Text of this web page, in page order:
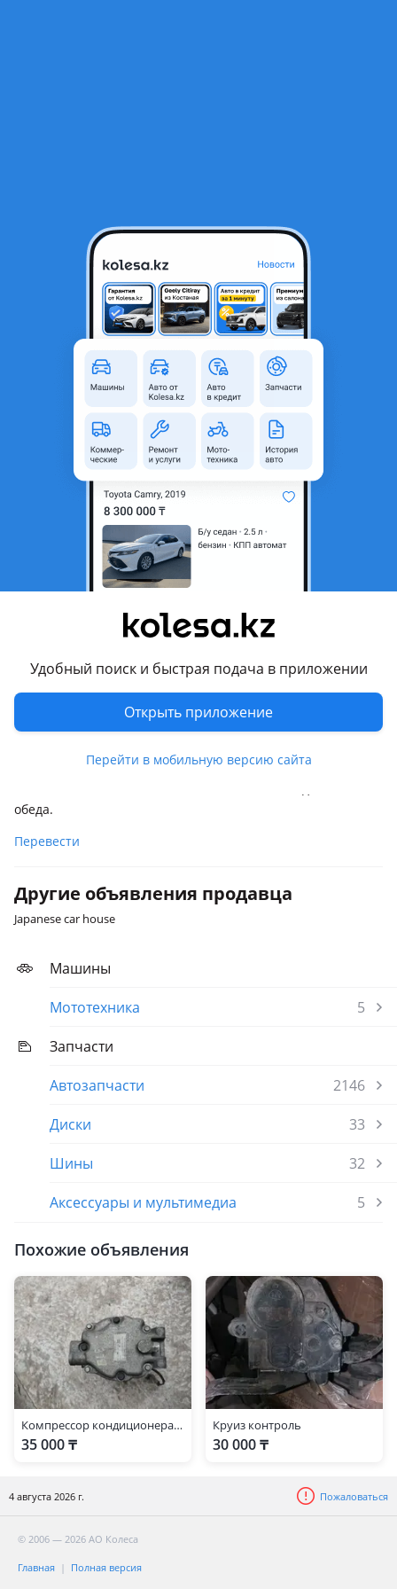
Удобный поиск и быстрая подача в приложении
Открыть приложение
Перейти в мобильную версию сайта
Вентилятор с диффузором на Subaru Lancaster B4
Алматы, Алматинская
область
Б/y
Есть доставка
Да
Подходит на авто
Subaru Outback
1998 - 2003 2 поколение (BE/BH)
1998 - 2001 2 поколение
Комментарий продавца
Доступна оплата через RED и KREDIT
Контрактные запасные части из Японии. Отправка по
КУРСА И ТАМОЖНИ УТОЧНЯТЬ ЦЕНЫ И НАЛИЧИЕ ПО
обеда.
Перевести
Другие объявления продавца
Japanese car house
Машины
Мототехника
5
Запчасти
Автозапчасти
2146
Диски
33
Шины
32
Аксессуары и мультимедиа
5
Похожие объявления
Компрессор кондиционера. Subaru BLE
35 000 ₸
Круиз контроль
30 000 ₸
4 августа 2026 г. Пожаловаться
© 2006 — 2026 АО Колеса
Главная Полная версия